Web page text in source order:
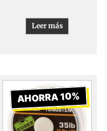
Leer más
AHORRA 10%
El
precio
original
era:
El
es: